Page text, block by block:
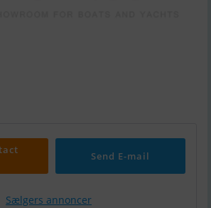
Send E-mail
Sælgers annoncer